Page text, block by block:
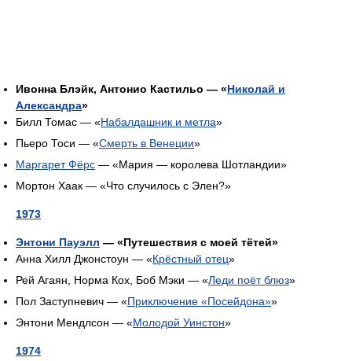
Ивонна Блэйк, Антонио Кастильо — «Николай и
Александра»
Билл Томас — «Набалдашник и метла»
Пьеро Тоси — «Смерть в Венеции»
Маргарет Фёрс — «Мария — королева Шотландии»
Мортон Хаак — «Что случилось с Элен?»
1973
Энтони Пауэлл — «Путешествия с моей тётей»
Анна Хилл Джонстоун — «Крёстный отец»
Рей Агаян, Норма Кох, Боб Мэки — «Леди поёт блюз»
Пол Заступневич — «Приключение «Посейдона»»
Энтони Мендлсон — «Молодой Уинстон»
1974